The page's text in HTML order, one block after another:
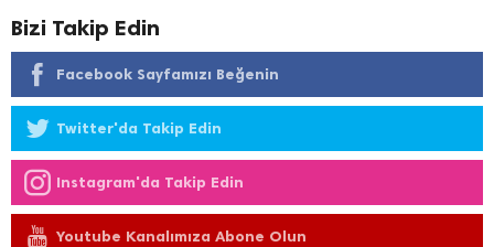
Bizi Takip Edin
Facebook Sayfamızı Beğenin
Twitter'da Takip Edin
Instagram'da Takip Edin
Youtube Kanalımıza Abone Olun